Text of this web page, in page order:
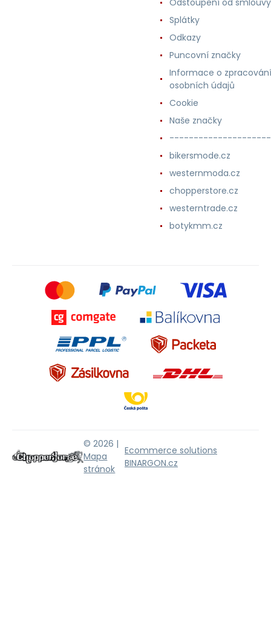
Splátky
Odkazy
Puncovní značky
Informace o zpracování
osobních údajů
Cookie
Naše značky
bikersmode.cz
westernmoda.cz
chopperstore.cz
westerntrade.cz
botykmm.cz
© 2026 |
Mapa
stránok
Ecommerce solutions
BINARGON.cz